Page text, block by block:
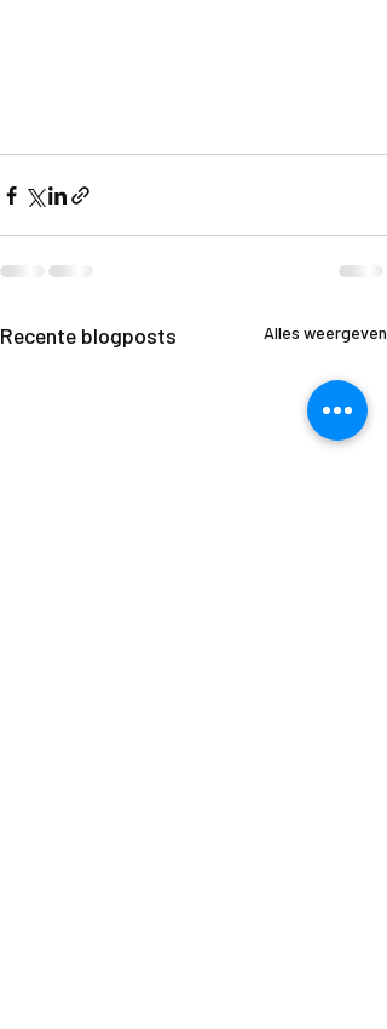
Recente blogposts Alles weergeven